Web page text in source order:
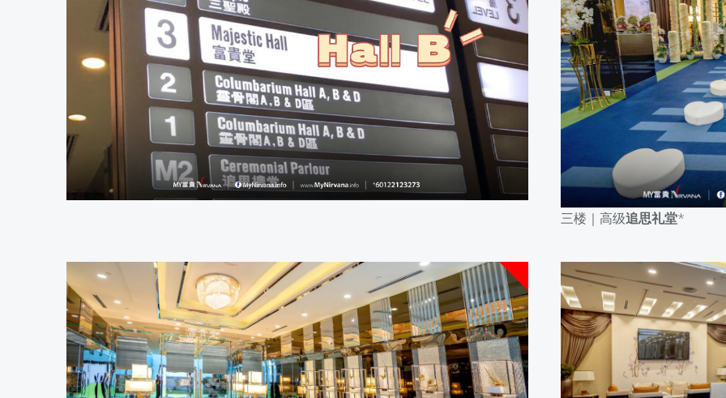
三楼｜高级追思礼堂*